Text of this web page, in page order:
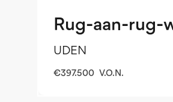
Rug-aan-rug-
UDEN
€397.500 V.O.N.